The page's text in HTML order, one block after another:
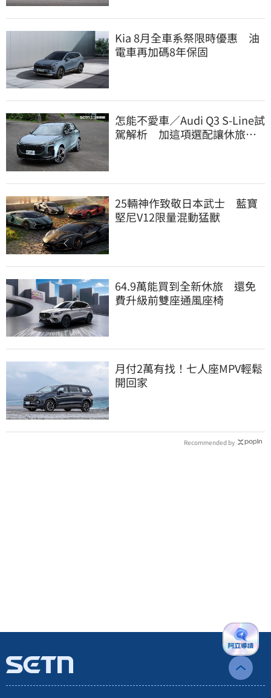
Kia 8月全車系祭限時優惠 油
電車再加碼8年保固
怎能不愛車／Audi Q3 S-Line試
駕解析 加這項選配讓休旅進
25輛神作致敬日本武士 藍寶
堅尼V12限量混動猛獸
64.9萬能買到全新休旅 還免
費升級前雙座通風座椅
月付2萬有找！七人座MPV輕鬆
開回家
Recommended by